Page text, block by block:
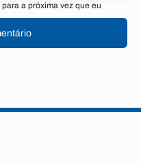
a próxima vez que eu